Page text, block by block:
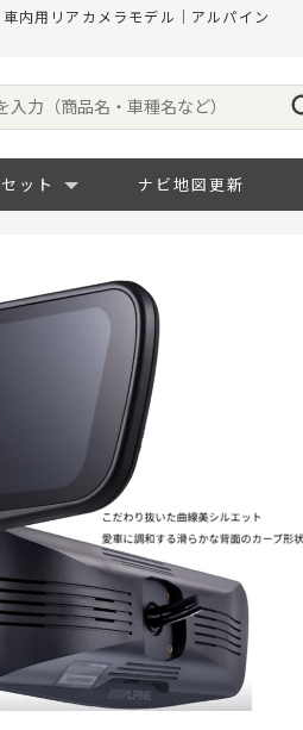
内用リアカメラモデル｜アルパイン
ット ナビ地図更新